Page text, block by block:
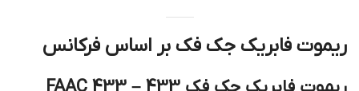
ریموت فابریک جک فک بر اساس فرکانس